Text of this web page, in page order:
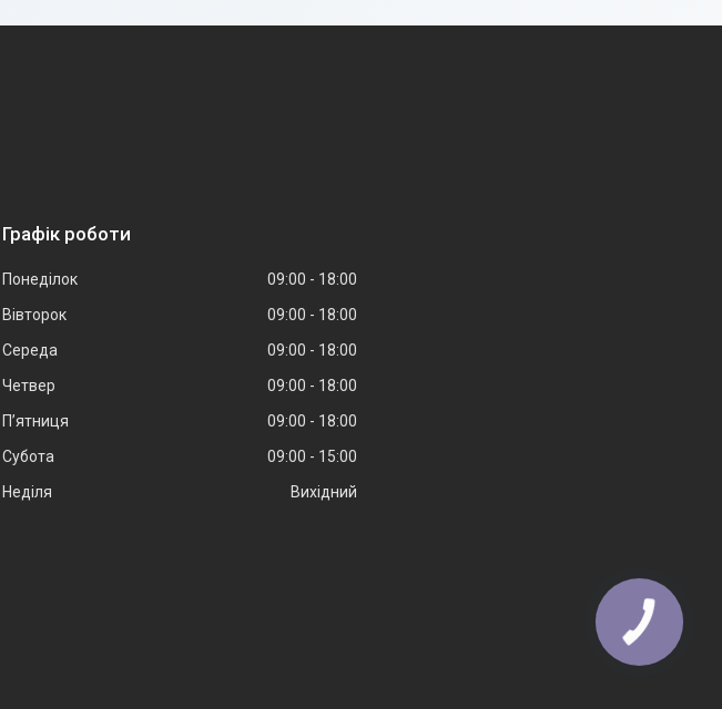
Графік роботи
Понеділок 09:00
18:00
Вівторок
09:00
18:00
Середа
09:00
18:00
Четвер
09:00
18:00
Пʼятниця
09:00
18:00
Субота
09:00
15:00
Неділя
Вихідний